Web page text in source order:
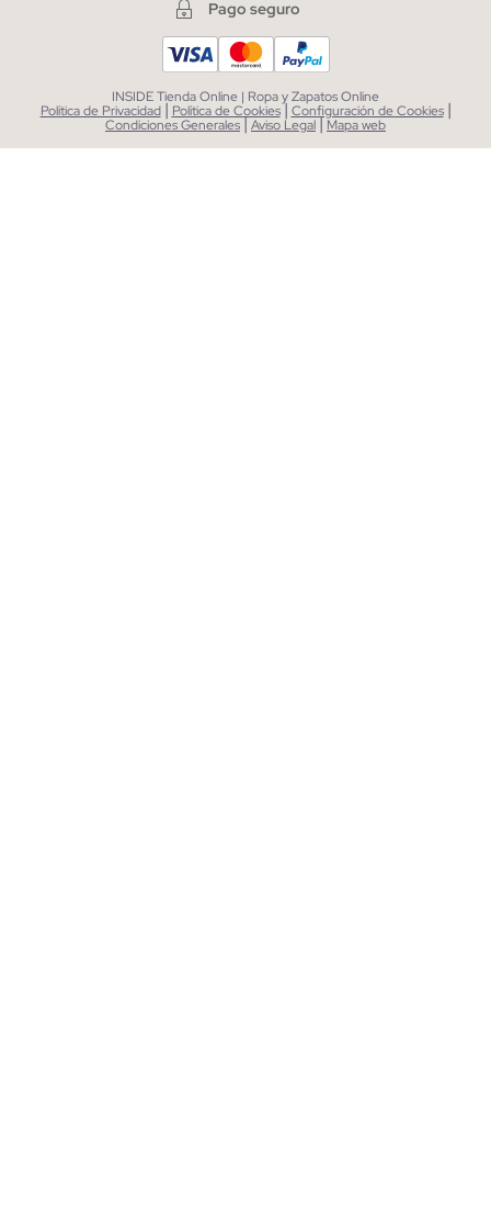
Pago seguro
INSIDE Tienda Online | Ropa y Zapatos Online
Política de Privacidad | Política de Cookies| Configuración de Cookies |
Condiciones Generales|Aviso Legal| Mapa web